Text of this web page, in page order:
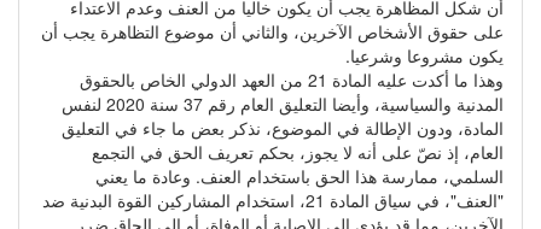
أن شكل المظاهرة يجب أن يكون خاليا من العنف وعدم الاعتداء
على حقوق الأشخاص الآخرين، والثاني أن موضوع التظاهرة يجب أن
يكون مشروعا وشرعيا.
وهذا ما أكدت عليه المادة 21 من العهد الدولي الخاص بالحقوق
المدنية والسياسية، وأيضا التعليق العام رقم 37 سنة 2020 لنفس
المادة، ودون الإطالة في الموضوع، نذكر بعض ما جاء في التعليق
العام، إذ نصّ على أنه لا يجوز، بحكم تعريف الحق في التجمع
السلمي، ممارسة هذا الحق باستخدام العنف. وعادة ما يعني
"العنف"، في سياق المادة 21، استخدام المشاركين القوة البدنية ضد